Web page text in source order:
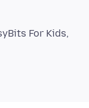
For Kids,